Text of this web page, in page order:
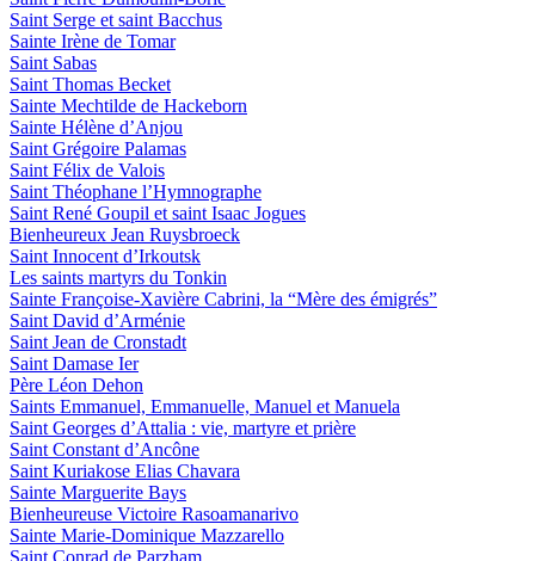
Saint Serge et saint Bacchus
Sainte Irène de Tomar
Saint Sabas
Saint Thomas Becket
Sainte Mechtilde de Hackeborn
Sainte Hélène d’Anjou
Saint Grégoire Palamas
Saint Félix de Valois
Saint Théophane l’Hymnographe
Saint René Goupil et saint Isaac Jogues
Bienheureux Jean Ruysbroeck
Saint Innocent d’Irkoutsk
Les saints martyrs du Tonkin
Sainte Françoise-Xavière Cabrini, la “Mère des émigrés”
Saint David d’Arménie
Saint Jean de Cronstadt
Saint Damase Ier
Père Léon Dehon
Saints Emmanuel, Emmanuelle, Manuel et Manuela
Saint Georges d’Attalia : vie, martyre et prière
Saint Constant d’Ancône
Saint Kuriakose Elias Chavara
Sainte Marguerite Bays
Bienheureuse Victoire Rasoamanarivo
Sainte Marie-Dominique Mazzarello
Saint Conrad de Parzham